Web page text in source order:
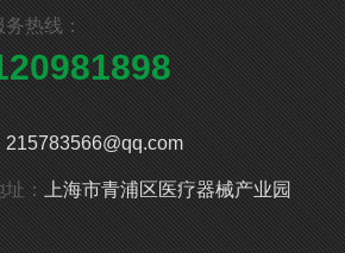
热线：
215783566@qq.com
： 上海市青浦区医疗器械产业园